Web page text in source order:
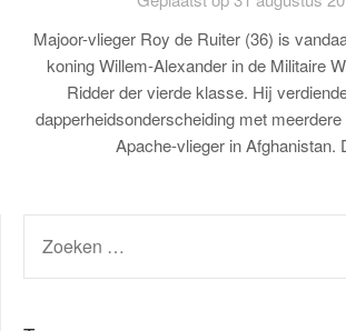
Majoor-vlieger Roy de Ruiter (36) is
koning Willem-Alexander in de Militaire
Ridder der vierde klasse. Hij
dapperheidsonderscheiding met
Apache-vlieger in
NAAR: